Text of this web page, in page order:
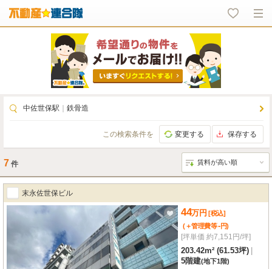
中佐世保駅 鉄骨造
この検索条件を 変更する 保存する
7 件
末永佐世保ビル
44万円 [税込]
(＋管理費等-円)
[坪単価 約7,151円/坪]
203.42m² (61.53坪)
5階建(地下1階)